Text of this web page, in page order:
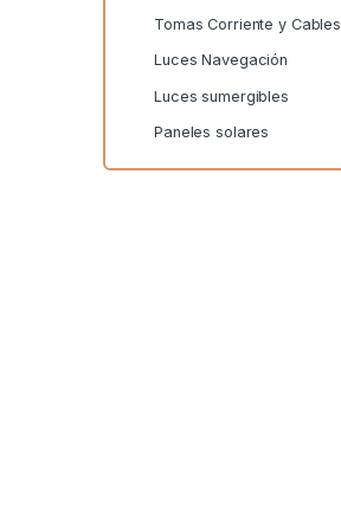
Tomas Corriente y Cables
Luces Navegación
Luces sumergibles
Paneles solares